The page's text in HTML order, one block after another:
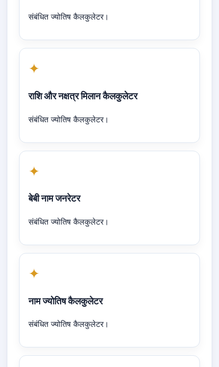
संबंधित ज्योतिष कैलकुलेटर।
✦
राशि और नक्षत्र मिलान कैलकुलेटर
संबंधित ज्योतिष कैलकुलेटर।
✦
बेबी नाम जनरेटर
संबंधित ज्योतिष कैलकुलेटर।
✦
नाम ज्योतिष कैलकुलेटर
संबंधित ज्योतिष कैलकुलेटर।